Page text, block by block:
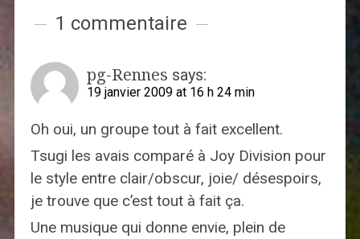
1 commentaire
pg-Rennes says:
19 janvier 2009 at 16 h 24 min
Oh oui, un groupe tout à fait excellent.
Tsugi les avais comparé à Joy Division pour
le style entre clair/obscur, joie/ désespoirs,
je trouve que c’est tout à fait ça.
Une musique qui donne envie, plein de